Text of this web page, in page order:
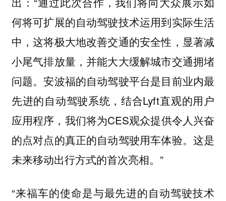
何将可扩展的自动驾驶技术运用到实际生活
中，这将极大地改善交通的安全性，显著减
小尾气排放量，并能大大缓解城市交通拥堵
问题。安波福的自动驾驶平台是目前业内最
先进的自动驾驶系统，结合Lyft直观的用户
应用程序，我们将为CES观众提供令人兴奋
的点对点的真正的自动驾驶用车体验。这是
未来移动出行方式的首次亮相。”
“来福车的使命是与最先进的自动驾驶技术